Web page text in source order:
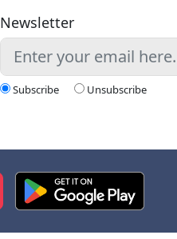
Newsletter
Subscribe Unsubscribe